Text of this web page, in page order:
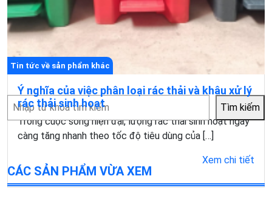
Tin tức về sản phẩm khác
Ý nghĩa của việc phân loại rác thải và khâu xử lý
rác thải sinh hoạt
Trong cuộc sống hiện đại, lượng rác thải sinh hoạt ngày
càng tăng nhanh theo tốc độ tiêu dùng của […]
Xem chi tiết
Tìm
kiếm
Tìm kiếm
CÁC SẢN PHẨM VỪA XEM